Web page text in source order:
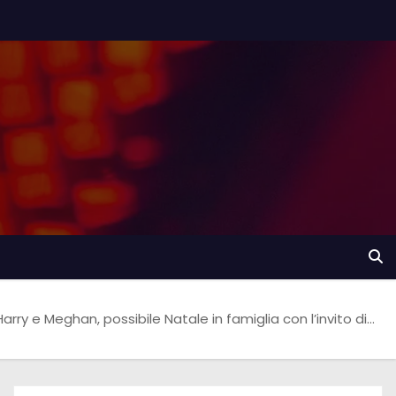
e Meghan, possibile Natale in famiglia con l’invito di…